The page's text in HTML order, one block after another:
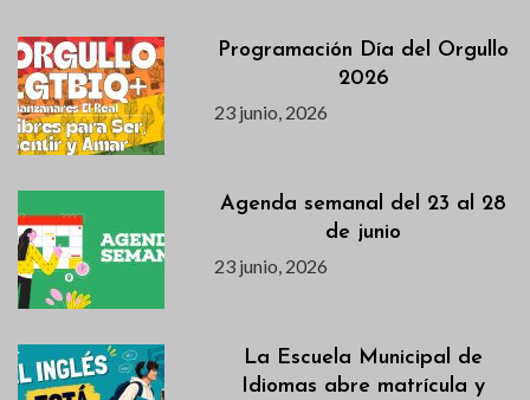
Programación Día del Orgullo
2026
23 junio, 2026
Agenda semanal del 23 al 28
de junio
23 junio, 2026
La Escuela Municipal de
Idiomas abre matrícula y